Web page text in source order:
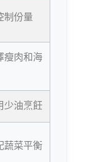
制份量
瘦肉和海
少油烹飪
蔬菜平衡